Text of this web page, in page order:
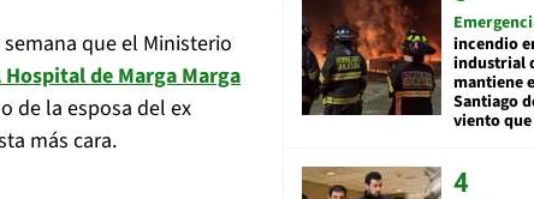
que el Ministerio
de Marga Marga
de la esposa del ex
más cara.
incendio
industrial
mantiene
Santiago
viento que